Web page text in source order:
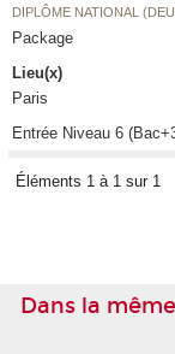
DIPLÔME NATIONAL
Package
Lieu(x)
Paris
Entrée Niveau 6
Éléments 1 à 1 sur 1
Dans la